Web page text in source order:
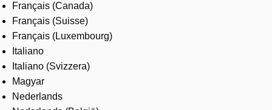
Français (Canada)
Français (Suisse)
Français (Luxembourg)
Italiano
Italiano (Svizzera)
Magyar
Nederlands